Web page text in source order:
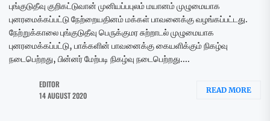
புங்குடுதீவு குறிகட்டுவான் முனியப்பபுலம் மயானம் முழுமையாக
புனரமைக்கப்பட்டு நேற்றையதினம் மக்கள் பாவனைக்கு வழங்கப்பட்டது.
நேற்றுக்காலை புங்குடுதீவு பெருக்குமர சுற்றாடல் முழுமையாக
புனரமைக்கப்பட்டு, பாக்களின் பாவனைக்கு கையளிக்கும் நிகழ்வு
நடைபெற்றது, பின்னர் மேற்படி நிகழ்வு நடைபெற்றது....
EDITOR
14 AUGUST 2020
READ MORE